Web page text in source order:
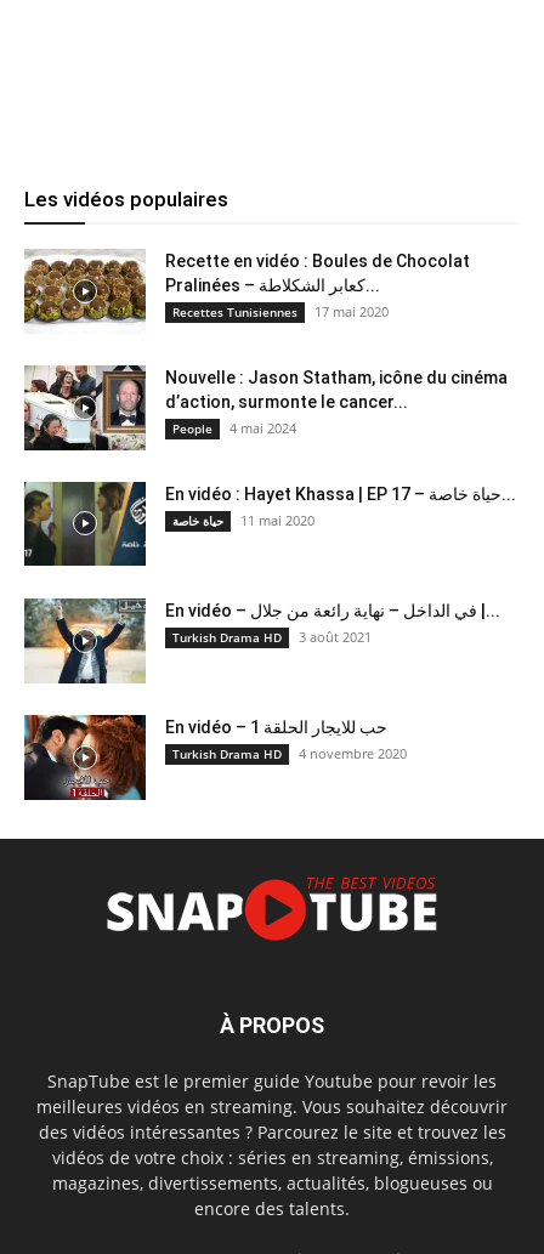
Les vidéos populaires
Recette en vidéo : Boules de Chocolat
Pralinées – كعابر الشكلاطة...
Recettes Tunisiennes 17 mai 2020
Nouvelle : Jason Statham, icône du cinéma
d’action, surmonte le cancer...
People 4 mai 2024
En vidéo : Hayet Khassa | EP 17 – حياة خاصة...
حياة خاصة 11 mai 2020
En vidéo – في الداخل – نهاية رائعة من جلال |...
Turkish Drama HD 3 août 2021
En vidéo – حب للايجار الحلقة 1
Turkish Drama HD 4 novembre 2020
À PROPOS
SnapTube est le premier guide Youtube pour revoir les
meilleures vidéos en streaming. Vous souhaitez découvrir
des vidéos intéressantes ? Parcourez le site et trouvez les
vidéos de votre choix : séries en streaming, émissions,
magazines, divertissements, actualités, blogueuses ou
encore des talents.